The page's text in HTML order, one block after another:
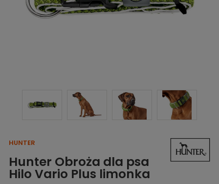
HUNTER
Hunter Obroża dla psa
Hilo Vario Plus limonka